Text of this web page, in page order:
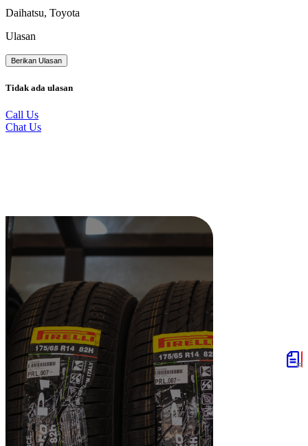
Daihatsu, Toyota
Ulasan
Berikan Ulasan
Tidak ada ulasan
Call Us
Chat Us
Produk Terkait